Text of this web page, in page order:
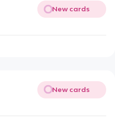
New cards
New cards